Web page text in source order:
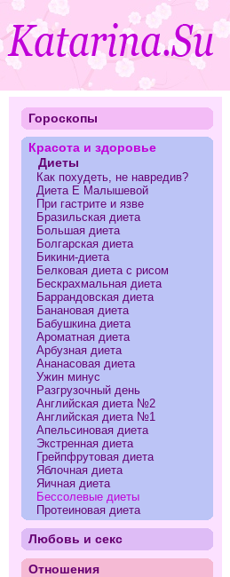
Гороскопы
Красота и здоровье
Диеты
Как похудеть, не навредив?
Диета Е Малышевой
При гастрите и язве
Бразильская диета
Большая диета
Болгарская диета
Бикини-диета
Белковая диета с рисом
Бескрахмальная диета
Баррандовская диета
Банановая диета
Бабушкина диета
Ароматная диета
Арбузная диета
Ананасовая диета
Ужин минус
Разгрузочный день
Английская диета №2
Английская диета №1
Апельсиновая диета
Экстренная диета
Грейпфрутовая диета
Яблочная диета
Яичная диета
Бессолевые диеты
Протеиновая диета
Любовь и секс
Отношения